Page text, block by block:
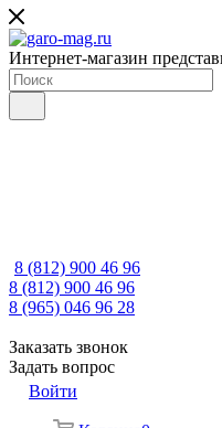
Интернет-магазин
8 (812) 900 46 96
8 (812) 900 46 96
8 (965) 046 96 28
Заказать звонок
Задать вопрос
Войти